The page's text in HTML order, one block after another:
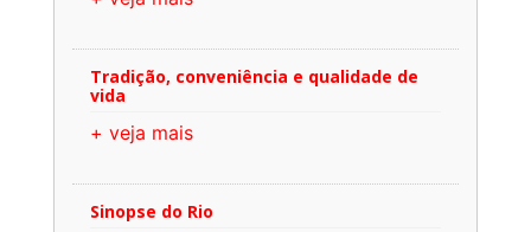
Tradição, conveniência e qualidade de
vida
+ veja mais
Sinopse do Rio